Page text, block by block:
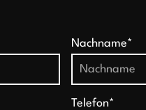
Nachname*
Telefon*